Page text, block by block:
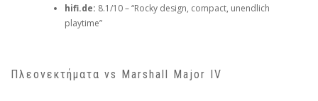
hifi.de: 8.1/10 – “Rocky design, compact, unendlich
playtime”
Πλεονεκτήματα vs Marshall Major IV